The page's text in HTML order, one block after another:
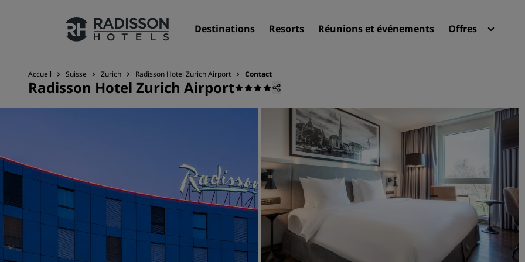
Destinations Resorts Réunions et événements Offres
Nos enseignes
Destinations
Resorts
Appartements hôteliers
Hôtels d'aéroport
Nouveaux et futurs hôtels
Réunions et événements
Découvrez Radisson
Accueil Suisse Zurich Radisson Hotel Zurich Airport Contact
Radisson Hotel Zurich Airport